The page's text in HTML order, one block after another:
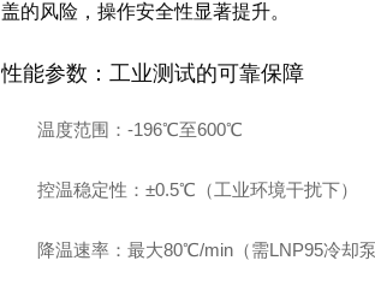
盖的风险，操作安全性显著提升。
性能参数：工业测试的可靠保障
温度范围 ：-196℃至600℃
控温稳定性 ：±0.5℃（工业环境干扰下）
降温速率：最大80℃/min（需LNP95冷却泵